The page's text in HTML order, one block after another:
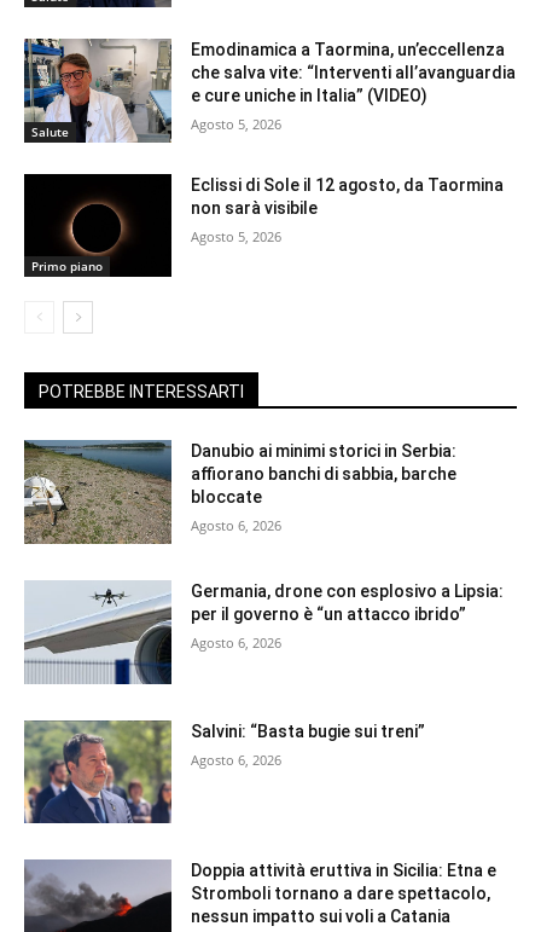
Salute
Emodinamica a Taormina, un’eccellenza
che salva vite: “Interventi all’avanguardia
e cure uniche in Italia” (VIDEO)
Agosto 5, 2026
Primo piano
Eclissi di Sole il 12 agosto, da Taormina
non sarà visibile
Agosto 5, 2026
POTREBBE INTERESSARTI
Danubio ai minimi storici in Serbia:
affiorano banchi di sabbia, barche
bloccate
Agosto 6, 2026
Germania, drone con esplosivo a Lipsia:
per il governo è “un attacco ibrido”
Agosto 6, 2026
Salvini: “Basta bugie sui treni”
Agosto 6, 2026
Doppia attività eruttiva in Sicilia: Etna e
Stromboli tornano a dare spettacolo,
nessun impatto sui voli a Catania